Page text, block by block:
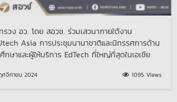
รวง อว. โดย สอวช. ร่วมเสวนาภายใต้งาน
Asia การประชุมนานาชาติและนิทรรศการด้าน
กษาและผู้ให้บริการ EdTech ที่ใหญ่ที่สุดในเอเชีย
ศจิกายน 2024 1095 Views